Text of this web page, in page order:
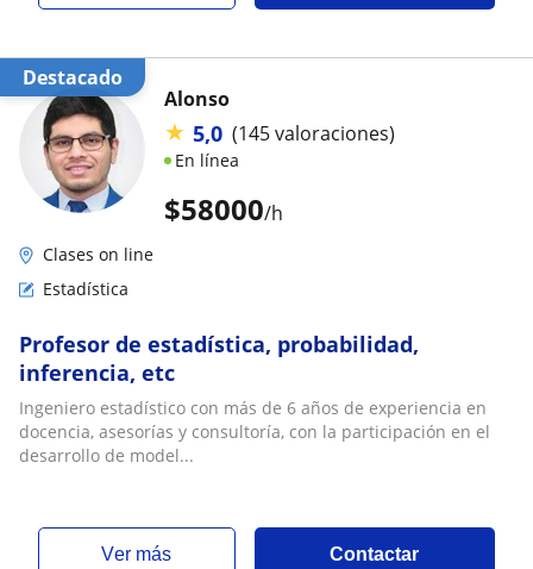
Destacado
$58000/h
Alonso
★ 5,0 (145 valoraciones)
En línea
Clases on line
Estadística
Profesor de estadística, probabilidad,
inferencia, etc
Ingeniero estadístico con más de 6 años de experiencia en
docencia, asesorías y consultoría, con la participación en el
desarrollo de model...
ver más Contactar